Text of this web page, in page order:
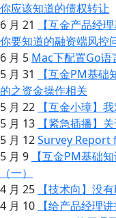
你应该知道的债权转让
6 月 21
【互金产品经
你要知道的融资端风控
6 月 5 Mac下配置Go语
5 月 31
【互金PM基
的之资金操作相关
5 月 22
【互金小璋】
5 月 13
【紧急插播】
5 月 12Survey Report
5 月 9
【互金PM基础
（一）
4 月 25
【技术向】没
4 月 10
【给产品经理